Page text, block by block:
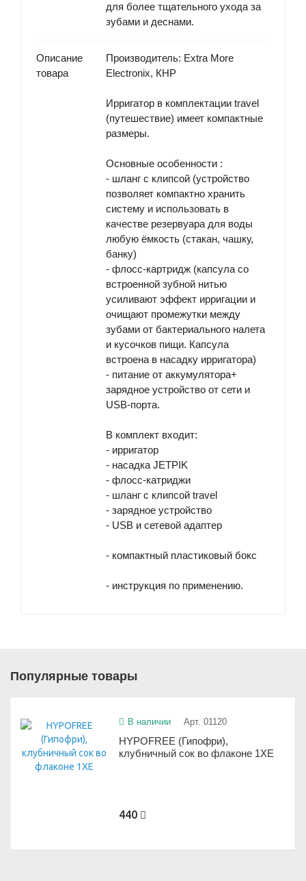
для более тщательного ухода за
зубами и деснами.
Описание
товара
Производитель: Extra More
Electronix, КНР
Ирригатор в комплектации travel
(путешествие) имеет компактные
размеры.
Основные особенности :
- шланг с клипсой (устройство
позволяет компактно хранить
систему и использовать в
качестве резервуара для воды
любую ёмкость (стакан, чашку,
банку)
- флосс-картридж (капсула со
встроенной зубной нитью
усиливают эффект ирригации и
очищают промежутки между
зубами от бактериального налета
и кусочков пищи. Капсула
встроена в насадку ирригатора)
- питание от аккумулятора+
зарядное устройство от сети и
USB-порта.
В комплект входит:
- ирригатор
- насадка JETPIK
- флосс-катриджи
- шланг с клипсой travel
- зарядное устройство
- USB и сетевой адаптер
- компактный пластиковый бокс
- инструкция по применению.
Популярные товары
В наличии Арт. 01120
HYPOFREE (Гипофри),
клубничный сок во флаконе 1ХЕ
440